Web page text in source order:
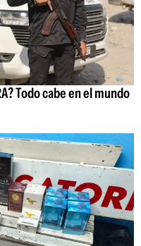
Todo cabe en el mundo